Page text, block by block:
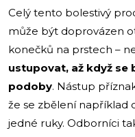
Celý tento bolestivý
může být doprovázen
konečků na prstech –
ustupovat, až když se
podoby. Nástup
že se zbělení například
jedné ruky. Odborníci